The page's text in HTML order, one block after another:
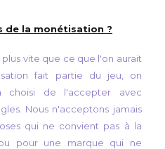
de la monétisation ?
vite que ce que l'on aurait
fait partie du jeu, on
de l'accepter avec
Nous n'acceptons jamais
qui ne convient pas à la
pour une marque qui ne